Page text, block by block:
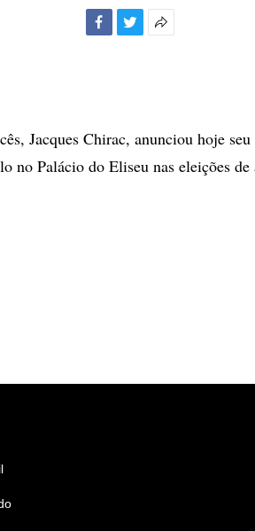
Jacques Chirac, anunciou hoje
no Palácio do Eliseu nas eleições